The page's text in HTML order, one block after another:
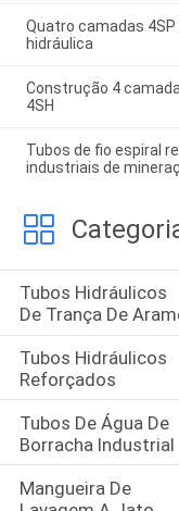
Quatro camadas 4SP
hidráulica
Construção 4
4SH
Tubos de fio espiral
industriais de
Tubos Hidráulicos
De Trança De
Tubos Hidráulicos
Reforçados
Tubos De Água De
Borracha Industrial
Mangueira De